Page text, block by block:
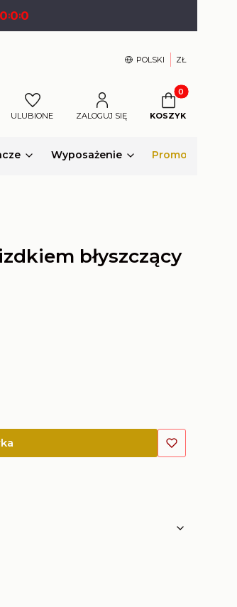
0:0:0
POLSKI ZŁ
ULUBIONE ZALOGUJ SIĘ
Produkty w
KOSZYK
Wyposażenie Promocje
błyszczący